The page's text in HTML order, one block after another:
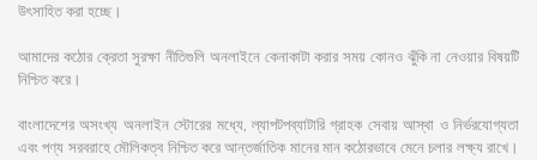
উৎসাহিত করা হচ্ছে।
আমাদের কঠোর ক্রেতা সুরক্ষা নীতিগুলি অনলাইনে কেনাকাটা করার সময় কোনও ঝুঁকি না নেওয়ার বিষয়টি
নিশ্চিত করে।
বাংলাদেশের অসংখ্য অনলাইন স্টোরের মধ্যে, ল্যাপটপব্যাটারি গ্রাহক সেবায় আস্থা ও নির্ভরযোগ্যতা
এবং পণ্য সরবরাহে মৌলিকত্ব নিশ্চিত করে আন্তর্জাতিক মানের মান কঠোরভাবে মেনে চলার লক্ষ্য রাখে।